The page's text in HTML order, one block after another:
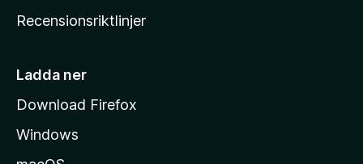
m
i
a
Recensionsriktlinjer
Ladda ner
Download Firefox
Windows